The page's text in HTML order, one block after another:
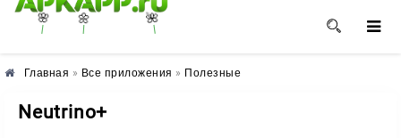
🌸 🌼 🌺
Главная » Все приложения » Полезные
Neutrino+